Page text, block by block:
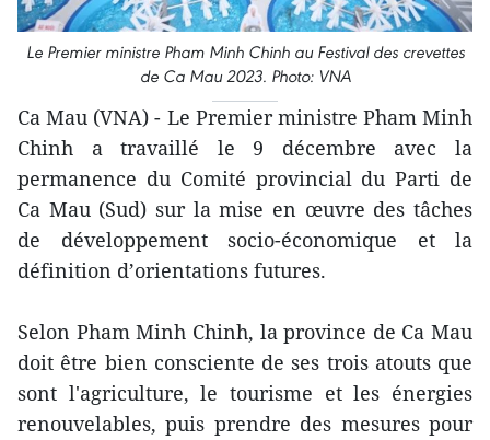
Le Premier ministre Pham Minh Chinh au Festival des crevettes
de Ca Mau 2023. Photo: VNA
Ca Mau (VNA) - Le Premier ministre Pham Minh
Chinh a travaillé le 9 décembre avec la
permanence du Comité provincial du Parti de
Ca Mau (Sud) sur la mise en œuvre des tâches
de développement socio-économique et la
définition d’orientations futures.
Selon Pham Minh Chinh, la province de Ca Mau
doit être bien consciente de ses trois atouts que
sont l'agriculture, le tourisme et les énergies
renouvelables, puis prendre des mesures pour